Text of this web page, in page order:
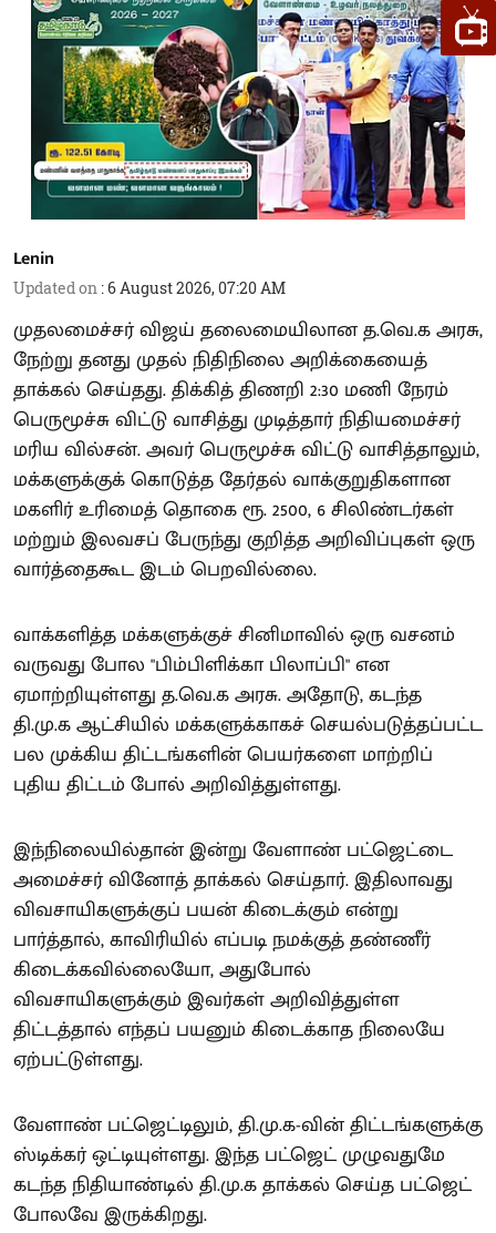
Lenin
Updated on :6 August 2026, 07:20 AM
முதலமைச்சர் விஜய் தலைமையிலான த.வெ.க அரசு,
நேற்று தனது முதல் நிதிநிலை அறிக்கையைத்
தாக்கல் செய்தது. திக்கித் திணறி 2:30 மணி நேரம்
பெருமூச்சு விட்டு வாசித்து முடித்தார் நிதியமைச்சர்
மரிய வில்சன். அவர் பெருமூச்சு விட்டு வாசித்தாலும்,
மக்களுக்குக் கொடுத்த தேர்தல் வாக்குறுதிகளான
மகளிர் உரிமைத் தொகை ரூ. 2500, 6 சிலிண்டர்கள்
மற்றும் இலவசப் பேருந்து குறித்த அறிவிப்புகள் ஒரு
வார்த்தைகூட இடம் பெறவில்லை.
வாக்களித்த மக்களுக்குச் சினிமாவில் ஒரு வசனம்
வருவது போல "பிம்பிளிக்கா பிலாப்பி" என
ஏமாற்றியுள்ளது த.வெ.க அரசு. அதோடு, கடந்த
தி.மு.க ஆட்சியில் மக்களுக்காகச் செயல்படுத்தப்பட்ட
பல முக்கிய திட்டங்களின் பெயர்களை மாற்றிப்
புதிய திட்டம் போல் அறிவித்துள்ளது.
இந்நிலையில்தான் இன்று வேளாண் பட்ஜெட்டை
அமைச்சர் வினோத் தாக்கல் செய்தார். இதிலாவது
விவசாயிகளுக்குப் பயன் கிடைக்கும் என்று
பார்த்தால், காவிரியில் எப்படி நமக்குத் தண்ணீர்
கிடைக்கவில்லையோ, அதுபோல்
விவசாயிகளுக்கும் இவர்கள் அறிவித்துள்ள
திட்டத்தால் எந்தப் பயனும் கிடைக்காத நிலையே
ஏற்பட்டுள்ளது.
வேளாண் பட்ஜெட்டிலும், தி.மு.க-வின் திட்டங்களுக்கு
ஸ்டிக்கர் ஒட்டியுள்ளது. இந்த பட்ஜெட் முழுவதுமே
கடந்த நிதியாண்டில் தி.மு.க தாக்கல் செய்த பட்ஜெட்
போலவே இருக்கிறது.